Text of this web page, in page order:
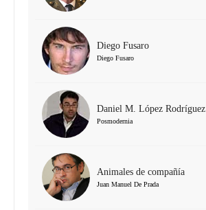
Diego Fusaro
Diego Fusaro
Daniel M. López Rodríguez
Posmodernia
Animales de compañía
Juan Manuel De Prada